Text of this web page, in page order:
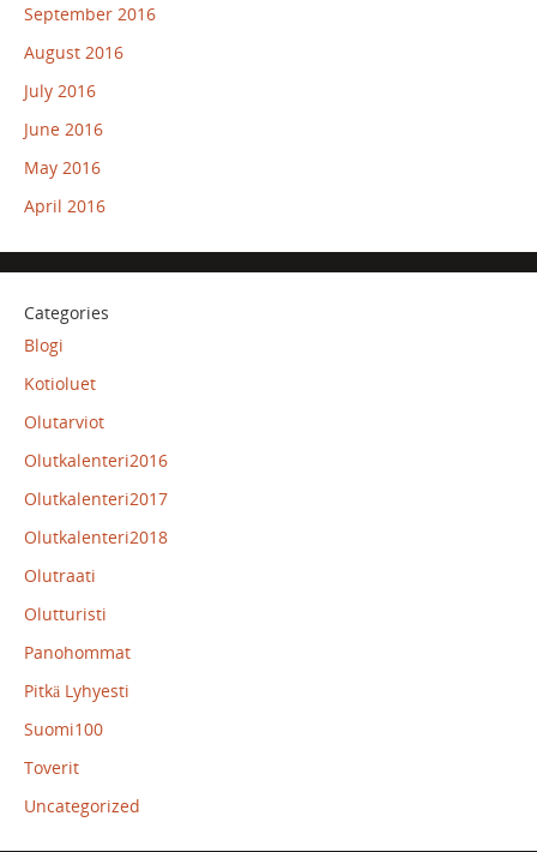
September 2016
August 2016
July 2016
June 2016
May 2016
April 2016
Categories
Blogi
Kotioluet
Olutarviot
Olutkalenteri2016
Olutkalenteri2017
Olutkalenteri2018
Olutraati
Olutturisti
Panohommat
Pitkä Lyhyesti
Suomi100
Toverit
Uncategorized